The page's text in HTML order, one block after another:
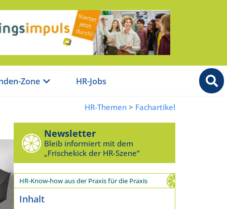
Zone HR-Jobs
HR-Themen > Fachartikel
Newsletter
Bleib informiert mit dem
„Frischekick der HR-Szene“
HR-Know-how aus der Praxis für die Praxis
Inhalt